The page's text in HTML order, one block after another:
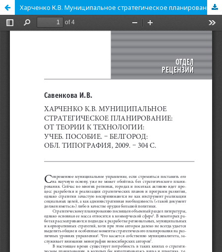
Харченко К.В. Муниципальное стратегическое планирование: от теории к технологии: Учеб. пособие. – Белгород: Обл. типография, 2009. – 304 с.